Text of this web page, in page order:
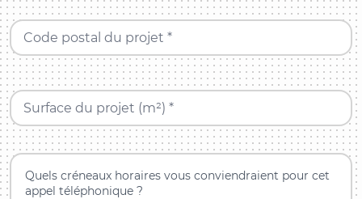
Code postal du projet *
Surface du projet (m²) *
Quels créneaux horaires vous conviendraient pour cet
appel téléphonique ?